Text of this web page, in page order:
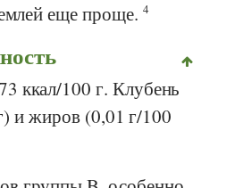
еще проще. 4
ккал/100 г. Клубень
и жиров (0,01 г/100